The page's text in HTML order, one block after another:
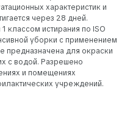
характеристик и
через 28 дней.
классом истирания по ISO
уборки с применением
для окраски
с водой. Разрешено
и помещениях
учреждений.
от ООО